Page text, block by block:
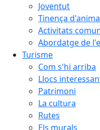
Joventut
Tinença
Activitats
Abordatge de
Turisme
Com s'hi arriba
Llocs
Patrimoni
La cultura
Rutes
Els murals